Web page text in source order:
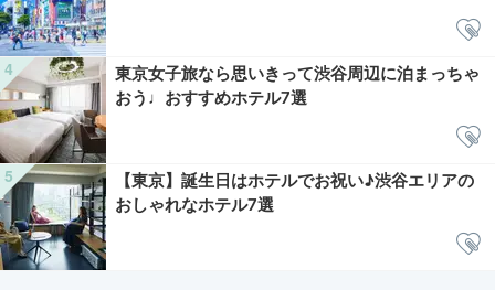
東京女子旅なら思いきって渋谷周辺に泊まっちゃ
おう♩おすすめホテル7選
【東京】誕生日はホテルでお祝い♪渋谷エリアの
おしゃれなホテル7選